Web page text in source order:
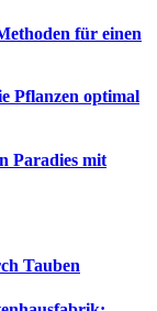
für einen
Pflanzen optimal
Paradies mit
Tauben